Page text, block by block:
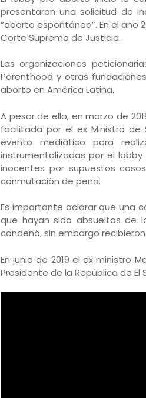
presentaron una solicitud de
“aborto espontáneo”. En el
Corte Suprema de Justicia.
Las organizaciones
Parenthood y otras
aborto en América Latina.
A pesar de ello, en marzo de
facilitada por el ex Ministro de
evento mediático para
instrumentalizadas por el
inocentes por supuestos
conmutación de pena.
Es importante aclarar que una
que hayan sido absueltas de
condenó, sin embargo
En junio de 2019 el ex ministro
Presidente de la República de El